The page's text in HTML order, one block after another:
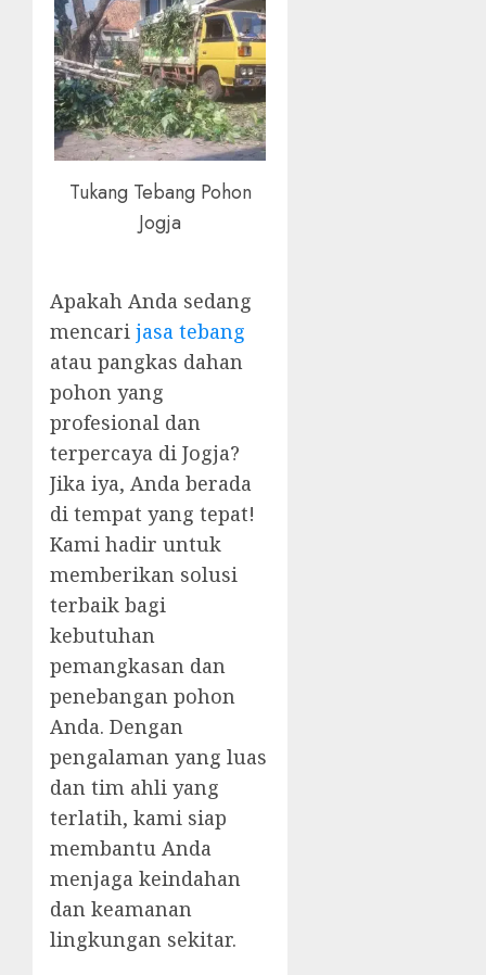
Tukang Tebang Pohon
Jogja
Apakah Anda sedang
mencari jasa tebang
atau pangkas dahan
pohon yang
profesional dan
terpercaya di Jogja?
Jika iya, Anda berada
di tempat yang tepat!
Kami hadir untuk
memberikan solusi
terbaik bagi
kebutuhan
pemangkasan dan
penebangan pohon
Anda. Dengan
pengalaman yang luas
dan tim ahli yang
terlatih, kami siap
membantu Anda
menjaga keindahan
dan keamanan
lingkungan sekitar.